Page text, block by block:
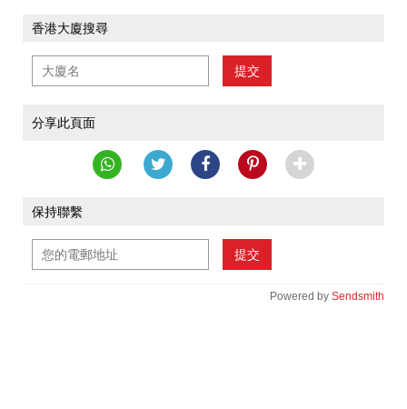
香港大廈搜尋
提交
分享此頁面
保持聯繫
提交
Powered by Sendsmith